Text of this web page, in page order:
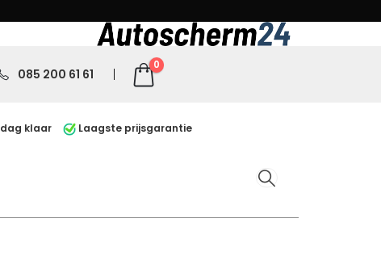
085 200 61 61
0
dag klaar Laagste prijsgarantie